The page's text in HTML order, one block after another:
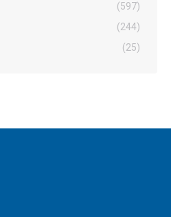
(597)
(244)
(25)